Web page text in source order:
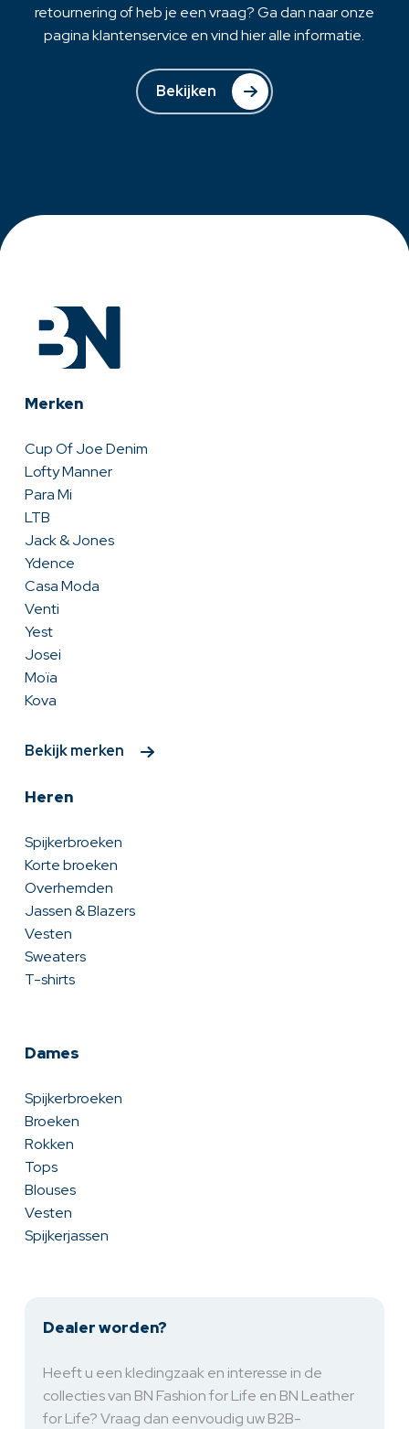
retournering of heb je een vraag? Ga dan naar onze
pagina klantenservice en vind hier alle informatie.
Bekijken
Merken
Cup Of Joe Denim
Lofty Manner
Para Mi
LTB
Jack & Jones
Ydence
Casa Moda
Venti
Yest
Josei
Moïa
Kova
Bekijk merken
Heren
Spijkerbroeken
Korte broeken
Overhemden
Jassen & Blazers
Vesten
Sweaters
T-shirts
Dames
Spijkerbroeken
Broeken
Rokken
Tops
Blouses
Vesten
Spijkerjassen
Dealer worden?
Heeft u een kledingzaak en interesse in de
collecties van BN Fashion for Life en BN Leather
for Life? Vraag dan eenvoudig uw B2B-